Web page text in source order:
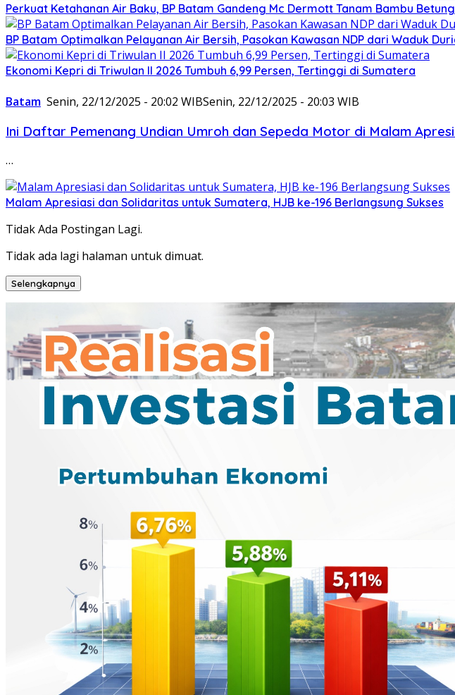
Perkuat Ketahanan Air Baku, BP Batam Gandeng Mc Dermott Tanam Bambu
BP Batam Optimalkan Pelayanan Air Bersih, Pasokan Kawasan NDP dari Waduk
Ekonomi Kepri di Triwulan II 2026 Tumbuh 6,99 Persen, Tertinggi di Sumatera
Batam Senin, 22/12/2025 - 20:02 WIBSenin, 22/12/2025 - 20:03 WIB
Ini Daftar Pemenang Undian Umroh dan Sepeda Motor di Malam
…
Malam Apresiasi dan Solidaritas untuk Sumatera, HJB ke-196 Berlangsung Sukses
Tidak Ada Postingan Lagi.
Tidak ada lagi halaman untuk dimuat.
Selengkapnya